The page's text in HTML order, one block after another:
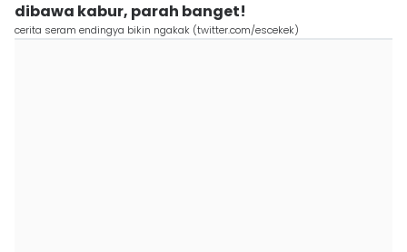
dibawa kabur, parah banget!
cerita seram endingya bikin ngakak (twitter.com/escekek)